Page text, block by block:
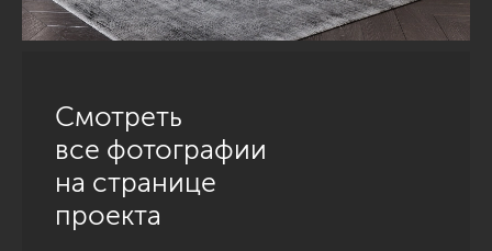
Смотреть
все фотографии
на странице
проекта